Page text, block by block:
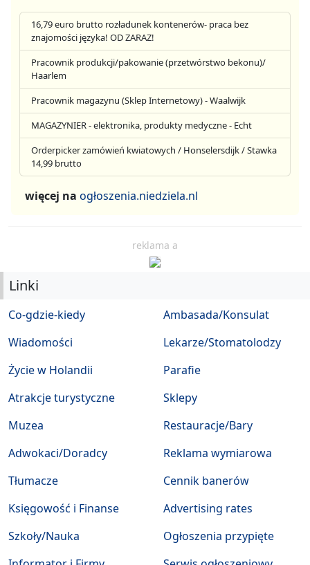
16,79 euro brutto rozładunek kontenerów- praca bez
znajomości języka! OD ZARAZ!
Pracownik produkcji/pakowanie (przetwórstwo bekonu)/
Haarlem
Pracownik magazynu (Sklep Internetowy) - Waalwijk
MAGAZYNIER - elektronika, produkty medyczne - Echt
Orderpicker zamówień kwiatowych / Honselersdijk / Stawka
14,99 brutto
więcej na ogłoszenia.niedziela.nl
reklama a
Linki
Co-gdzie-kiedy
Wiadomości
Życie w Holandii
Atrakcje turystyczne
Muzea
Ambasada/Konsulat
Lekarze/Stomatolodzy
Parafie
Sklepy
Restauracje/Bary
Adwokaci/Doradcy
Tłumacze
Księgowość i Finanse
Szkoły/Nauka
Reklama wymiarowa
Cennik banerów
Advertising rates
Ogłoszenia przypięte